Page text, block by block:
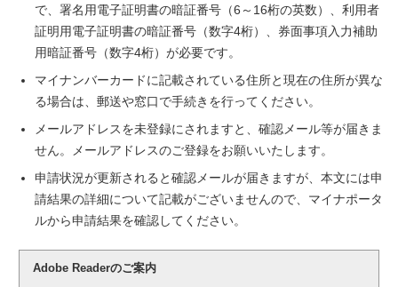
で、署名用電子証明書の暗証番号（6～16桁の英数）、利用者
証明用電子証明書の暗証番号（数字4桁）、券面事項入力補助
用暗証番号（数字4桁）が必要です。
マイナンバーカードに記載されている住所と現在の住所が異な
る場合は、郵送や窓口で手続きを行ってください。
メールアドレスを未登録にされますと、確認メール等が届きま
せん。メールアドレスのご登録をお願いいたします。
申請状況が更新されると確認メールが届きますが、本文には申
請結果の詳細について記載がございませんので、マイナポータ
ルから申請結果を確認してください。
Adobe Readerのご案内